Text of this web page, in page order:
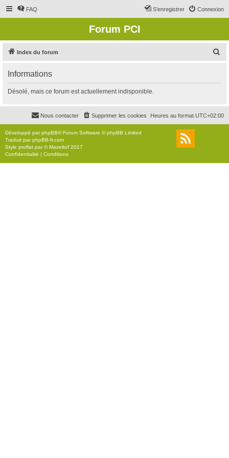
FAQ Connexion
S’enregistrer
Forum PCI
Index du forum
r
c
r
Informations
Désolé, mais ce forum est actuellement indisponible.
Heures au format UTC+02:00
Supprimer les cookies
Nous contacter
Développé parphpBB® Forum Software © phpBB Limited
Traduit parphpBB-fr.com
Style proflat par ©Mazeltof 2017
Confidentialité | Conditions